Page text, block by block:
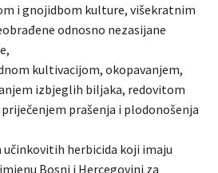
i gnojidbom kulture, višekratnim
odnosno nezasijane
kultivacijom, okopavanjem,
izbjeglih biljaka, redovitom
prašenja i plodonošenja
herbicida koji imaju
Bosni i Hercegovini za